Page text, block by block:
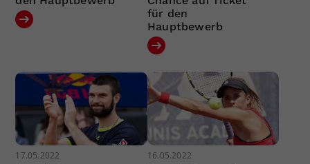
für den
Hauptbewerb
17.05.2022 16.05.2022